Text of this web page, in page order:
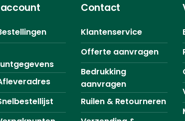
Contact
Klantenservice
Offerte aanvragen
Bedrukking
aanvragen
Ruilen & Retourneren